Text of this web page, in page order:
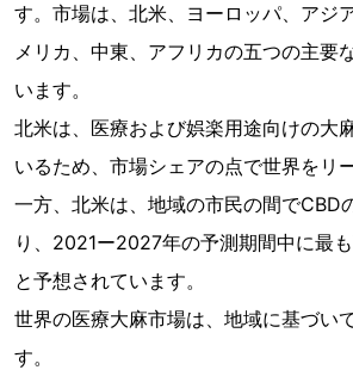
す。市場は、北米、ヨーロッパ、アジ
メリカ、中東、アフリカの五つの主要
います。
北米は、医療および娯楽用途向けの大
いるため、市場シェアの点で世界をリ
一方、北米は、地域の市民の間でCBD
り、2021ー2027年の予測期間中に最
と予想されています。
世界の医療大麻市場は、地域に基づい
す。